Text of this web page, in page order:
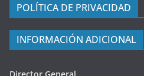
POLÍTICA DE PRIVACIDAD
INFORMACIÓN ADICIONAL
Director General